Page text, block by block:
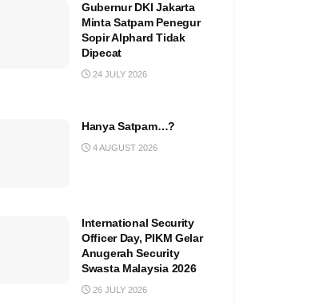
Gubernur DKI Jakarta
Minta Satpam Penegur
Sopir Alphard Tidak
Dipecat
24 JULY 2026
Hanya Satpam…?
4 AUGUST 2026
International Security
Officer Day, PIKM Gelar
Anugerah Security
Swasta Malaysia 2026
26 JULY 2026